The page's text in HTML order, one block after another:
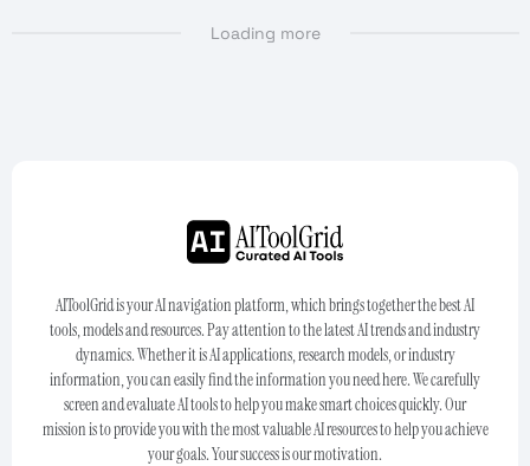
Loading more
AIToolGrid is your AI navigation platform, which brings together the best AI
tools, models and resources. Pay attention to the latest AI trends and industry
dynamics. Whether it is AI applications, research models, or industry
information, you can easily find the information you need here. We carefully
screen and evaluate AI tools to help you make smart choices quickly. Our
mission is to provide you with the most valuable AI resources to help you achieve
your goals. Your success is our motivation.